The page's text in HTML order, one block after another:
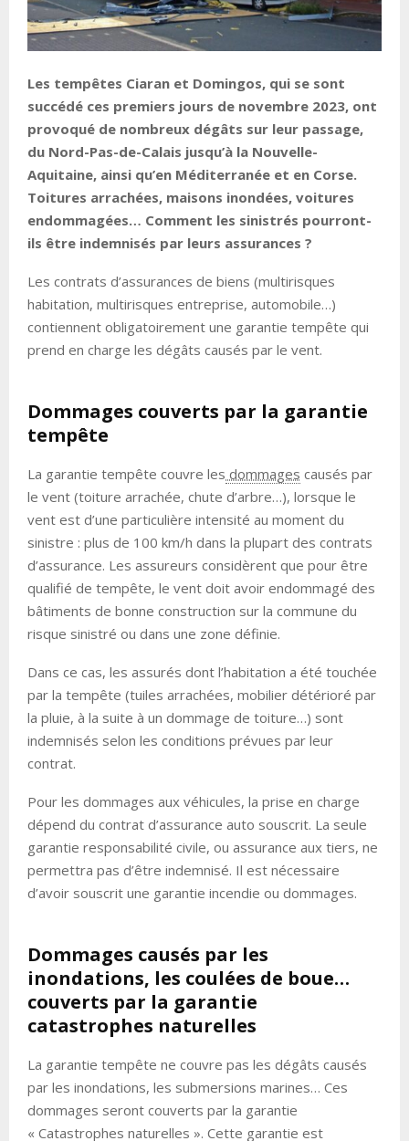
Les tempêtes Ciaran et Domingos, qui se sont
succédé ces premiers jours de novembre 2023, ont
provoqué de nombreux dégâts sur leur passage,
du Nord-Pas-de-Calais jusqu’à la Nouvelle-
Aquitaine, ainsi qu’en Méditerranée et en Corse.
Toitures arrachées, maisons inondées, voitures
endommagées… Comment les sinistrés pourront-
ils être indemnisés par leurs assurances ?
Les contrats d’assurances de biens (multirisques
habitation, multirisques entreprise, automobile…)
contiennent obligatoirement une garantie tempête qui
prend en charge les dégâts causés par le vent.
Dommages couverts par la garantie
tempête
La garantie tempête couvre les dommages causés par
le vent (toiture arrachée, chute d’arbre…), lorsque le
vent est d’une particulière intensité au moment du
sinistre : plus de 100 km/h dans la plupart des contrats
d’assurance. Les assureurs considèrent que pour être
qualifié de tempête, le vent doit avoir endommagé des
bâtiments de bonne construction sur la commune du
risque sinistré ou dans une zone définie.
Dans ce cas, les assurés dont l’habitation a été touchée
par la tempête (tuiles arrachées, mobilier détérioré par
la pluie, à la suite à un dommage de toiture…) sont
indemnisés selon les conditions prévues par leur
contrat.
Pour les dommages aux véhicules, la prise en charge
dépend du contrat d’assurance auto souscrit. La seule
garantie responsabilité civile, ou assurance aux tiers, ne
permettra pas d’être indemnisé. Il est nécessaire
d’avoir souscrit une garantie incendie ou dommages.
Dommages causés par les
inondations, les coulées de boue…
couverts par la garantie
catastrophes naturelles
La garantie tempête ne couvre pas les dégâts causés
par les inondations, les submersions marines… Ces
dommages seront couverts par la garantie
« Catastrophes naturelles ». Cette garantie est